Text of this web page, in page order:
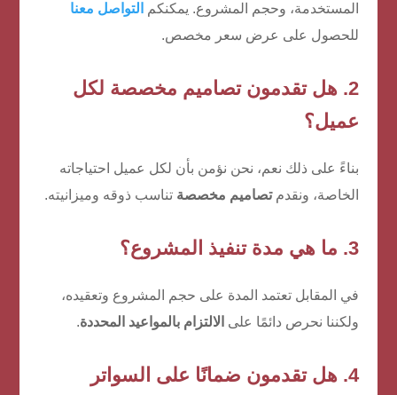
المستخدمة، وحجم المشروع. يمكنكم
التواصل معنا
للحصول على عرض سعر مخصص.
2. هل تقدمون تصاميم مخصصة لكل
عميل؟
بناءً على ذلك نعم، نحن نؤمن بأن لكل عميل احتياجاته
الخاصة، ونقدمتصاميم مخصصة تناسب ذوقه وميزانيته.
3. ما هي مدة تنفيذ المشروع؟
في المقابل تعتمد المدة على حجم المشروع وتعقيده،
ولكننا نحرص دائمًا على الالتزام بالمواعيد المحددة.
4. هل تقدمون ضمانًا على السواتر